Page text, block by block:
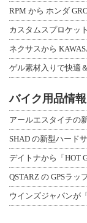
ネクサスから
バイク用品情報
SHAD の新型ハード
デイトナから「HOT
QSTARZ の GPSラ
ウインズジャパンが